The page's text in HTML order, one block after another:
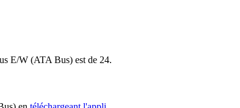
E/W (ATA Bus) est de 24.